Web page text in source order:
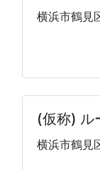
横浜市鶴見
(仮称) ル
横浜市鶴見